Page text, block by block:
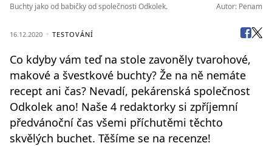
Buchty jako od babičky od společnosti Odkolek. Autor: Penam
16.12.2020 TESTOVÁNÍ
Co kdyby vám teď na stole zavoněly tvarohové,
makové a švestkové buchty? Že na ně nemáte
recept ani čas? Nevadí, pekárenská společnost
Odkolek ano! Naše 4 redaktorky si zpříjemní
předvánoční čas všemi příchutěmi těchto
skvělých buchet. Těšíme se na recenze!